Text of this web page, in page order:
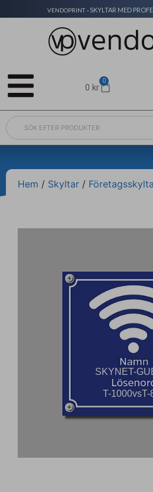
VENDOPRINT –SKYLTAR MED
0kr
0
Hem / Skyltar /